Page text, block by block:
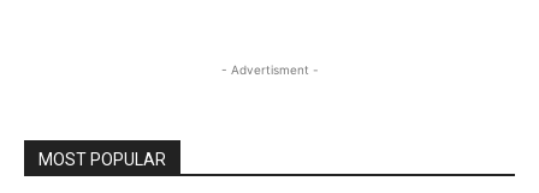
- Advertisment -
MOST POPULAR